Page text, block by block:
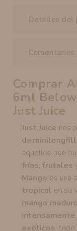
Detalles del
Comentarios
Comprar
6ml
Just Juice
Just Juice nos
de
aquellos que
frías, frutales
Mango es una
tropical en su
mango
intensamente
exóticos, todo